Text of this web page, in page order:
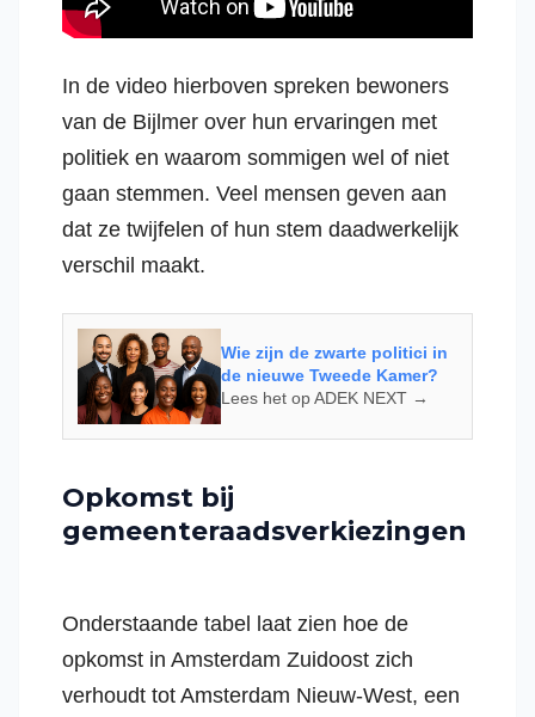
In de video hierboven spreken bewoners
van de Bijlmer over hun ervaringen met
politiek en waarom sommigen wel of niet
gaan stemmen. Veel mensen geven aan
dat ze twijfelen of hun stem daadwerkelijk
verschil maakt.
Wie zijn de zwarte politici in
de nieuwe Tweede Kamer?
Lees het op ADEK NEXT →
Opkomst bij
gemeenteraadsverkiezingen
Onderstaande tabel laat zien hoe de
opkomst in Amsterdam Zuidoost zich
verhoudt tot Amsterdam Nieuw-West, een